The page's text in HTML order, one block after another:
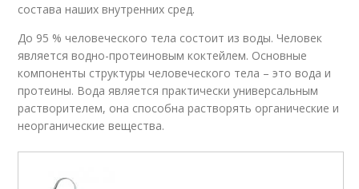
состава наших внутренних сред.
До 95 % человеческого тела состоит из воды. Человек
является водно-протеиновым коктейлем. Основные
компоненты структуры человеческого тела – это вода и
протеины. Вода является практически универсальным
растворителем, она способна растворять органические и
неорганические вещества.